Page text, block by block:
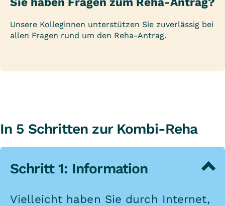
Unsere Kolleginnen unterstützen Sie zuverlässig bei
allen Fragen rund um den Reha-Antrag.
In 5 Schritten zur Kombi-Reha
Schritt 1: Information
Vielleicht haben Sie durch Internet,